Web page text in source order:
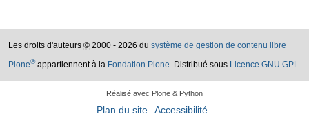
Les droits d'auteurs © 2000 - 2026 du système de gestion de contenu libre
Plone®appartiennent à la Fondation Plone. Distribué sous Licence GNU GPL.
Réalisé avec Plone & Python
Plan du site Accessibilité